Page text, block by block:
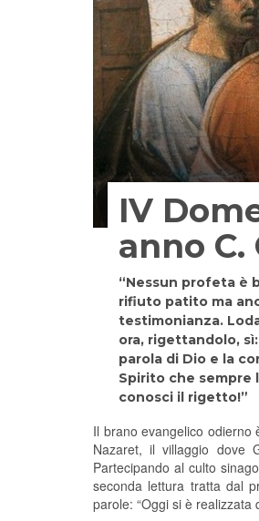
IV
anno
“Nessun profeta è
rifiuto patito ma
testimonianza.
ora, rigettandolo,
parola di Dio e la
Spirito che sempre
conosci il rigetto!”
Il brano evangelico
Nazaret, il villaggio dove
Partecipando al culto
seconda lettura tratta dal
parole: “Oggi si è realizzata